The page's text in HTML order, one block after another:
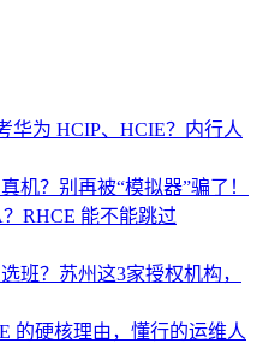
华为 HCIP、HCIE？内行人
机？别再被“模拟器”骗了！
RHCE 能不能跳过
班？苏州这3家授权机构，
的硬核理由，懂行的运维人